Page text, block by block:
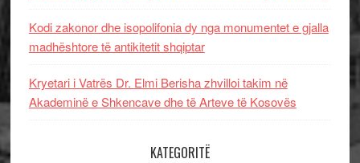
Kodi zakonor dhe isopolifonia dy nga monumentet e gjalla
madhështore të antikitetit shqiptar
Kryetari i Vatrës Dr. Elmi Berisha zhvilloi takim në
Akademinë e Shkencave dhe të Arteve të Kosovës
KATEGORITË